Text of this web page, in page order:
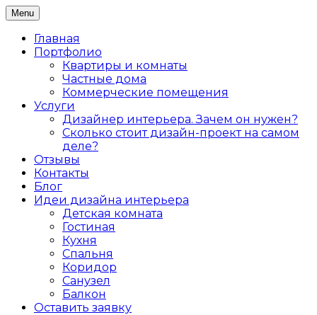
Skip
to
content
Дизайнер интерьеров Ольга
Алексеева
Дизайн интерьера жилых и коммерческих
помещений в Санкт-Петербурге
Menu
Главная
Портфолио
Квартиры и комнаты
Частные дома
Коммерческие помещения
Услуги
Дизайнер интерьера. Зачем он нужен?
Сколько стоит дизайн-проект на самом
деле?
Отзывы
Контакты
Блог
Идеи дизайна интерьера
Детская комната
Гостиная
Кухня
Спальня
Коридор
Санузел
Балкон
Оставить заявку